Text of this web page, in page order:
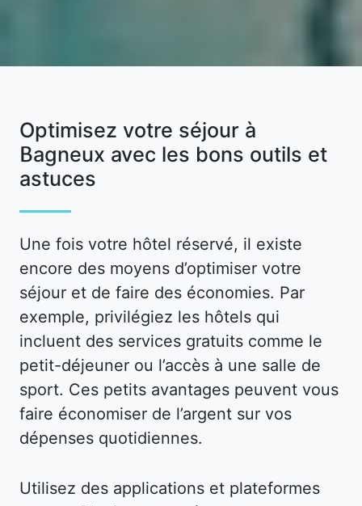
Optimisez votre séjour à
Bagneux avec les bons outils et
astuces
Une fois votre hôtel réservé, il existe
encore des moyens d’optimiser votre
séjour et de faire des économies. Par
exemple, privilégiez les hôtels qui
incluent des services gratuits comme le
petit-déjeuner ou l’accès à une salle de
sport. Ces petits avantages peuvent vous
faire économiser de l’argent sur vos
dépenses quotidiennes.
Utilisez des applications et plateformes